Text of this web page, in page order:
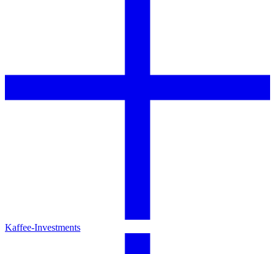
Kaffee-Investments